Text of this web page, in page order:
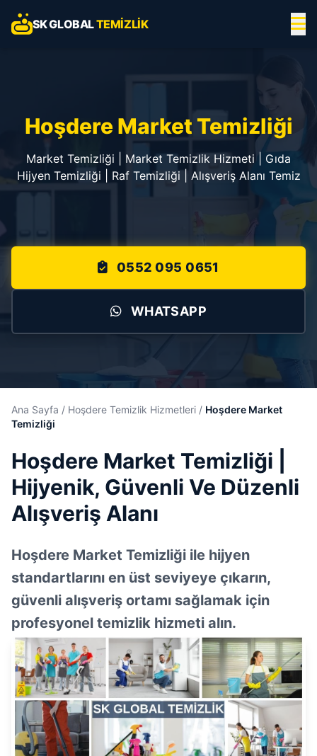
SK GLOBALTEMIZLIK
Hoşdere Market Temizliği
Market Temizliği | Market Temizlik Hizmeti | Gıda
Hijyen Temizliği | Raf Temizliği | Alışveriş Alanı Temiz
0552 095 0651
WHATSAPP
Ana Sayfa / Hoşdere Temizlik Hizmetleri / Hoşdere Market
Temizliği
Hoşdere Market Temizliği |
Hijyenik, Güvenli Ve Düzenli
Alışveriş Alanı
Hoşdere Market Temizliği ile hijyen
standartlarını en üst seviyeye çıkarın,
güvenli alışveriş ortamı sağlamak için
profesyonel temizlik hizmeti alın.